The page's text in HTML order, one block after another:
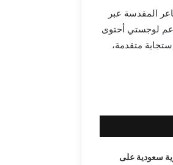
المقدسة عبر
(سفراء العطاء)، ودعم لوجستي أحتوى
قدمت الهيئة 192 سيارة إسعاف، و128 سيارة إستجابة متقدمة،
سعودية على